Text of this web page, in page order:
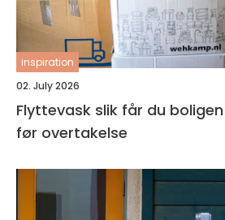
inspiration
02. July 2026
Flyttevask slik får du boligen skinnende ren
før overtakelse